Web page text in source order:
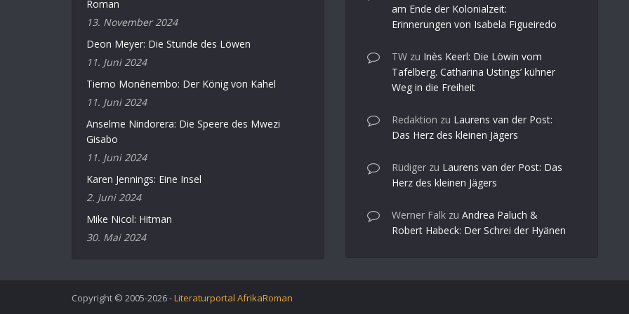
Roman
13. November 2024
Deon Meyer: Die Stunde des Löwen
11. Juni 2024
Tierno Monénembo: Der König von Kahel
11. Juni 2024
Anselme Nindorera: Die Speere des Mwezi
Gisabo
11. Juni 2024
Karen Jennings: Eine Insel
2. Juni 2024
Mike Nicol: Hitman
30. Mai 2024
am Ende der Kolonialzeit:
Erinnerungen von Isabela Figueiredo
TWzu Inès Keerl: Die Löwin vom
Tafelberg. Catharina Ustings’ kühner
Weg in die Freiheit
Redaktion zu Laurens van der Post:
Das Herz des kleinen Jägers
Rüdigerzu Laurens van der Post: Das
Herz des kleinen Jägers
Werner Falkzu Andrea Paluch &
Robert Habeck: Der Schrei der Hyänen
Copyright © 2005-2026 -Literaturportal AfrikaRoman